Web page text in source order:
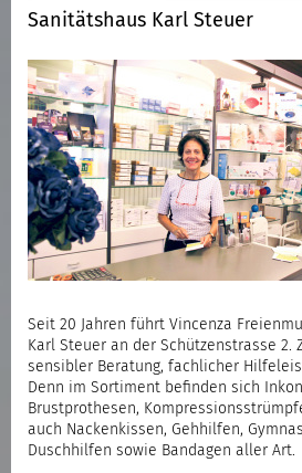
Sanitätshaus Karl Steuer
Seit 20 Jahren führt Vincenza
Karl Steuer an der Schützenstrasse 2.
sensibler Beratung, fachlicher
Denn im Sortiment befinden sich
Brustprothesen,
auch Nackenkissen, Gehhilfen,
Duschhilfen sowie Bandagen aller Art.